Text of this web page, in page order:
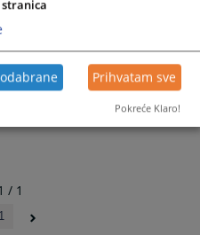
/ 1
1
Prihvatam sve
Pokreće Klaro!